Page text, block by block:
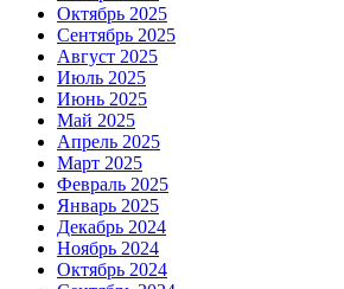
Октябрь 2025
Сентябрь 2025
Август 2025
Июль 2025
Июнь 2025
Май 2025
Апрель 2025
Март 2025
Февраль 2025
Январь 2025
Декабрь 2024
Ноябрь 2024
Октябрь 2024